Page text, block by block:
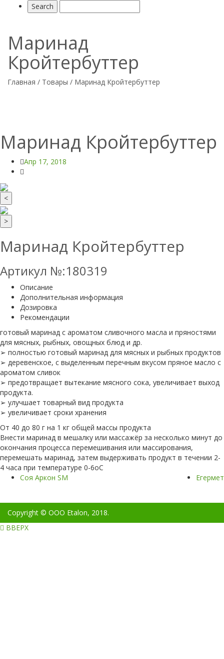
Маринад
Кройтербуттер
Главная / Товары / Маринад Кройтербуттер
Маринад Кройтербуттер
Апр 17, 2018
<
>
Маринад Кройтербуттер
Артикул №:180319
Описание
Дополнительная информация
Дозировка
Рекомендации
готовый маринад с ароматом сливочного масла и пряностями
для мясных, рыбных, овощных блюд и др.
➢ полностью готовый маринад для мясных и рыбных продуктов
➢ деревенское, с выделенным перечным вкусом пряное масло с
ароматом сливок
➢ предотвращает вытекание мясного сока, увеличивает выход
продукта.
➢ улучшает товарный вид продукта
➢ увеличивает сроки хранения
От 40 до 80 г на 1 кг общей массы продукта
Внести маринад в мешалку или массажёр за несколько минут до
окончания процесса перемешивания или массирования,
перемешать маринад, затем выдерживать продукт в течении 2-
4 часа при температуре 0-6оС
Соя Аркон SM
Егермет
Copyright © OOO Etalon, 2018.
ВВЕРХ